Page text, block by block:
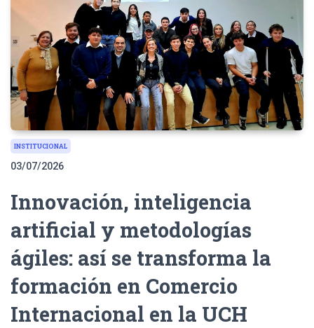
INSTITUCIONAL
03/07/2026
Innovación, inteligencia
artificial y metodologías
ágiles: así se transforma la
formación en Comercio
Internacional en la UCH